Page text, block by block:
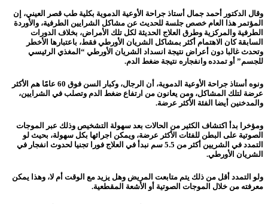
وقال الدكتور أحمد جمال أستاذ جراحة الأوعية الدموية بكلية طب قصر العيني، إن
المؤتمر هذا العام خصص جلسة للحديث عن مشاكل الشرايين الطرفية، والأوردة
الطرفية والمركزية وطرق العلاج الحديثة لكل تلك الأمراض، بخلاف الدورات
السابقة كان الاهتمام أكثر بمشاكل الشريان الأورطي فقط، باعتبارها الأخطر
وتحدث غالبا دون أعراض نتيجة انسداد الشريان الأورطي “المغذي الرئيسي
للجسم” أو تمدده وانفجاره نتيجة ضغط الدم.
ونوه أستاذ جراحة الأوعية الدموية، أن الرجال، وكبار السن فوق 60 عامًا هم الأكثر
عرضة لتلك المشاكل، ومن يعانون من ارتفاع ضغط الدم وتصلب في الشرايين،
والمدخنين أيضا الفئة الأكثر عرضة.
ومؤخرا بدأ اكتشاف الكثير من الحالات بعد سهولة التشخيص وذلك عبر الموجات
الصوتية على البطن للفئات الأكثر عرضة، ويمكن اجرائها بكل سهولة، بحيث لو
التمدد في الشريين أكثر من 5.5 سم نبدأ في العلاج فورا تجنيا لحدوث انفجار في
الشريان الأورطي.
ولو التمدد أقل من ذلك يتم متابعت المريض وهل يزيد مع الوقت أم لا، وهذا يمكن
معرفته من خلال الموجات الصوتية أو الأشعة المقطعية.